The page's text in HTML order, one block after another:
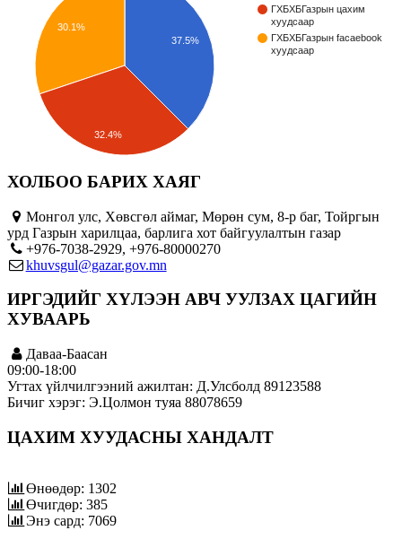
ГХБХБГазрын цахим
хуудсаар
ГХБХБГазрын facaebook
хуудсаар
37.5%
30.1%
32.4%
ХОЛБОО БАРИХ ХАЯГ
Монгол улс, Хөвсгөл аймаг, Мөрөн сум, 8-р баг, Тойргын
урд Газрын харилцаа, барлига хот байгуулалтын газар
+976-7038-2929, +976-80000270
khuvsgul@gazar.gov.mn
ИРГЭДИЙГ ХҮЛЭЭН АВЧ УУЛЗАХ ЦАГИЙН
ХУВААРЬ
Даваа-Баасан
09:00-18:00
Угтах үйлчилгээний ажилтан: Д.Улсболд 89123588
Бичиг хэрэг: Э.Цолмон туяа 88078659
ЦАХИМ ХУУДАСНЫ ХАНДАЛТ
Өнөөдөр: 1302
Өчигдөр: 385
Энэ сард: 7069